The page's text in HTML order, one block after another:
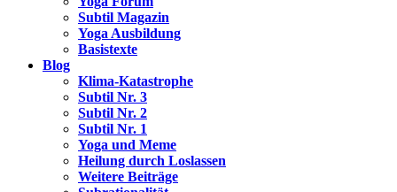
Subtil Magazin
Yoga Ausbildung
Basistexte
Blog
Klima-Katastrophe
Subtil Nr. 3
Subtil Nr. 2
Subtil Nr. 1
Yoga und Meme
Heilung durch Loslassen
Weitere Beiträge